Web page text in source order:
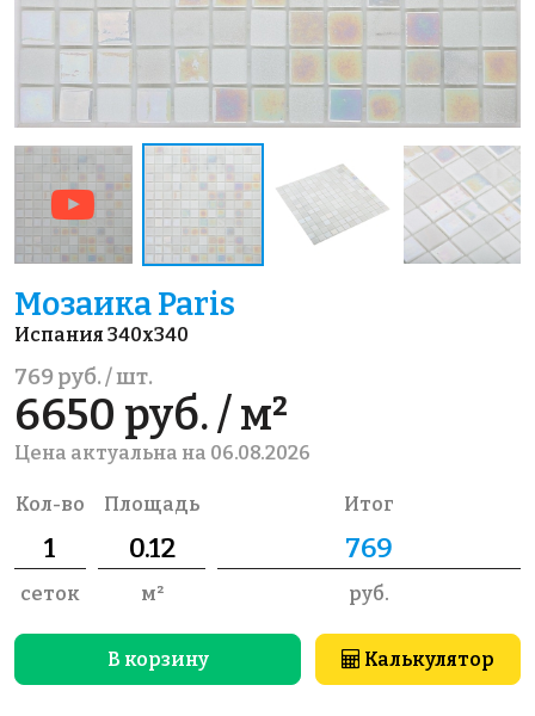
Мозаика Paris
Испания 340x340
769 руб. / шт.
6650 руб. / м²
Цена актуальна на 06.08.2026
Кол-во
сеток
Площадь
м²
Итог
руб.
В корзину Калькулятор